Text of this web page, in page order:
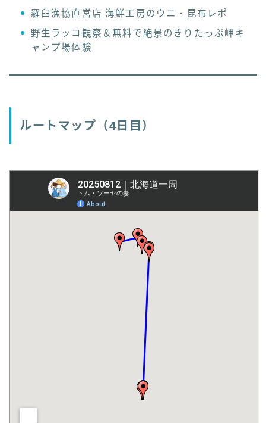
羅臼漁協直営店 海鮮工房のウニ・昆布レポ
野生ラッコ観察＆無料で絶景のきりたっぷ岬キ
ャンプ場体験
ルートマップ（4日目）